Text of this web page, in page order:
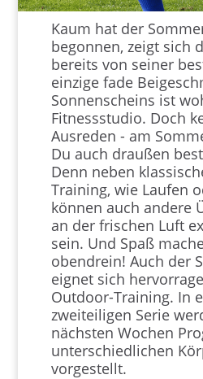
Kaum hat der
begonnen, zeigt sich
bereits von seiner
einzige fade
Sonnenscheins ist
Fitnessstudio. Doch
Ausreden - am
Du auch draußen
Denn neben
Training, wie Laufen
können auch andere
an der frischen Luft
sein. Und Spaß
obendrein! Auch der
eignet sich
Outdoor-Training. In
zweiteiligen Serie
nächsten Wochen
unterschiedlichen
vorgestellt.